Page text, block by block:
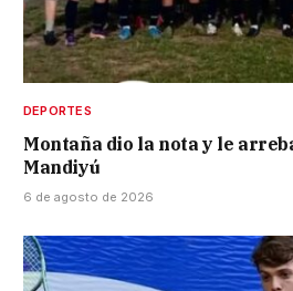
DEPORTES
Montaña dio la nota y le
Mandiyú
6 de agosto de 2026